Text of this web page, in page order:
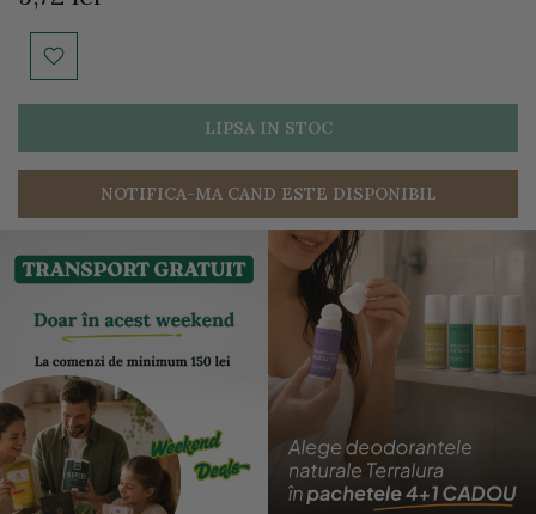
LIPSA IN STOC
NOTIFICA-MA CAND ESTE DISPONIBIL